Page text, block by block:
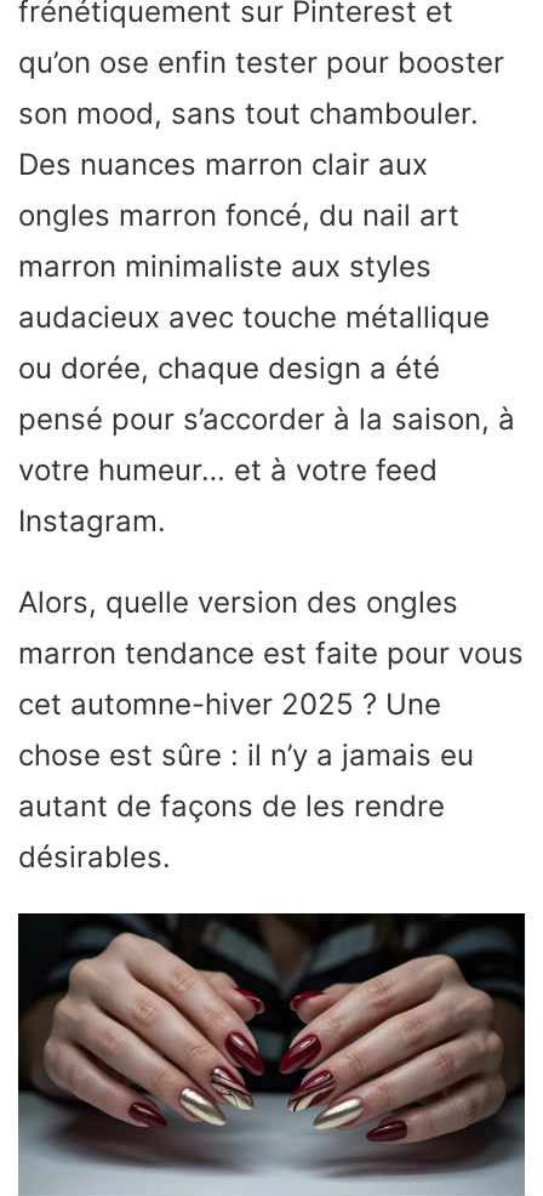
frénétiquement sur Pinterest et
qu’on ose enfin tester pour booster
son mood, sans tout chambouler.
Des nuances marron clair aux
ongles marron foncé, du nail art
marron minimaliste aux styles
audacieux avec touche métallique
ou dorée, chaque design a été
pensé pour s’accorder à la saison, à
votre humeur… et à votre feed
Instagram.
Alors, quelle version des ongles
marron tendance est faite pour vous
cet automne-hiver 2025 ? Une
chose est sûre : il n’y a jamais eu
autant de façons de les rendre
désirables.